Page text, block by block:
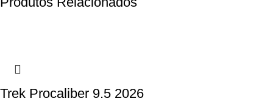
Trek Procaliber 9.5 2026